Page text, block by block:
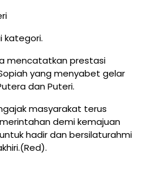
kategori.
mencatatkan prestasi
yang menyabet gelar
dan Puteri.
masyarakat terus
demi kemajuan
hadir dan bersilaturahmi